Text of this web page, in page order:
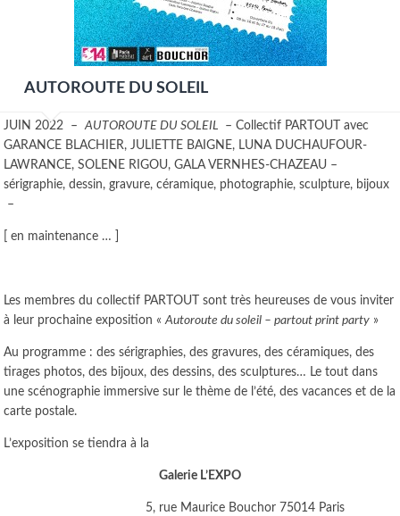
AUTOROUTE DU SOLEIL
JUIN 2022 –AUTOROUTE DU SOLEIL
– Collectif PARTOUT avec
GARANCE BLACHIER, JULIETTE BAIGNE, LUNA DUCHAUFOUR-
LAWRANCE, SOLENE RIGOU, GALA VERNHES-CHAZEAU –
sérigraphie, dessin, gravure, céramique, photographie, sculpture, bijoux
–
[ en maintenance … ]
Les membres du collectif PARTOUT sont très heureuses de vous inviter
à leur prochaine exposition «Autoroute du soleil – partout print party »
Au programme : des sérigraphies, des gravures, des céramiques, des
tirages photos, des bijoux, des dessins, des sculptures… Le tout dans
une scénographie immersive sur le thème de l’été, des vacances et de la
carte postale.
L’exposition se tiendra à la
Galerie L’EXPO
5, rue Maurice Bouchor 75014 Paris